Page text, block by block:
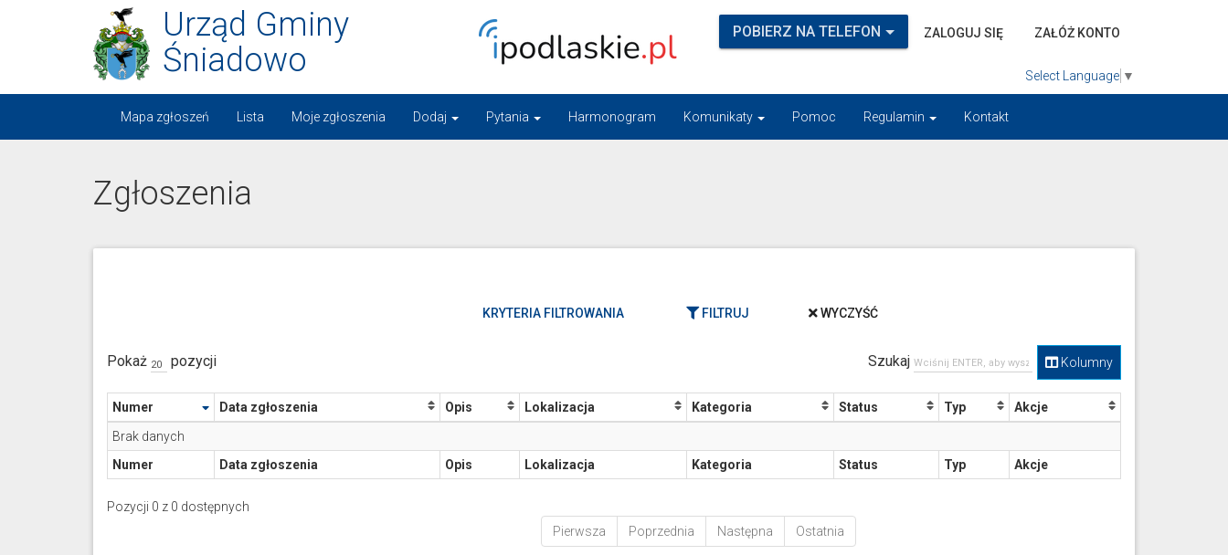
Urząd Gminy
Śniadowo
POBIERZ NA TELEFON ZALOGUJ SIĘ ZAŁÓŻ KONTO
Select Language ▼
Mapa zgłoszeń Lista Moje zgłoszenia Dodaj Pytania Harmonogram Komunikaty Pomoc Regulamin Kontakt
Zgłoszenia
KRYTERIA FILTROWANIA FILTRUJ WYCZYŚĆ
Pokaż pozycji Kolumny
Szukaj
Numer Data zgłoszenia Opis Lokalizacja Kategoria Status Typ
Akcje
Brak danych
Numer
Data zgłoszenia Opis Lokalizacja Kategoria Status Typ Akcje
Pozycji 0 z 0 dostępnych
Pierwsza
Poprzednia Następna Ostatnia